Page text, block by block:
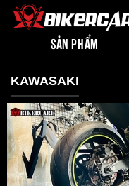
SẢN PHẨM
KAWASAKI